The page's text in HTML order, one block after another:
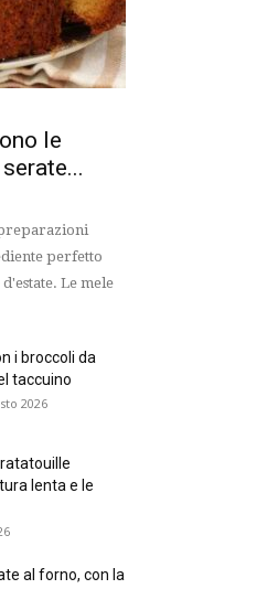
le
perfetto
Le mele
i broccoli da
taccuino
2026
ratatouille
lenta e le
al forno, con la